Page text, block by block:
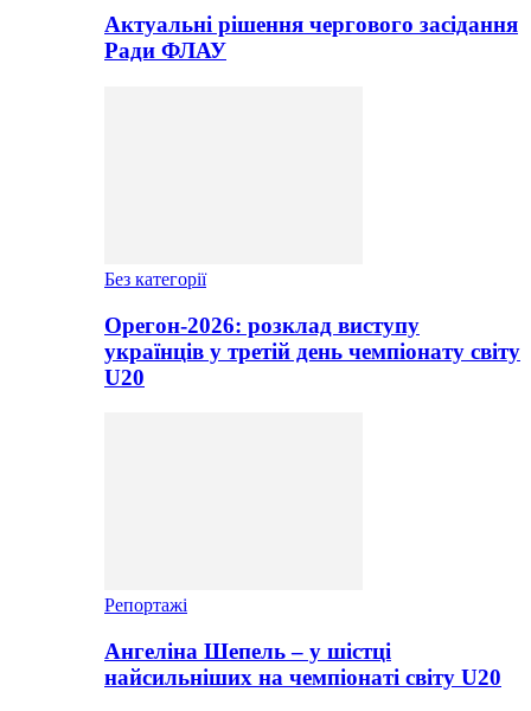
Актуальні рішення чергового засідання
Ради ФЛАУ
Без категорії
Орегон-2026: розклад виступу
українців у третій день чемпіонату світу
U20
Репортажі
Ангеліна Шепель – у шістці
найсильніших на чемпіонаті світу U20